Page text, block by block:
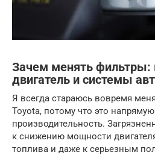
Зачем менять фильтры:
двигатель и системы
Я всегда стараюсь вовремя
Toyota, потому что это
производительность.
к снижению мощности
топлива и даже к серьезным